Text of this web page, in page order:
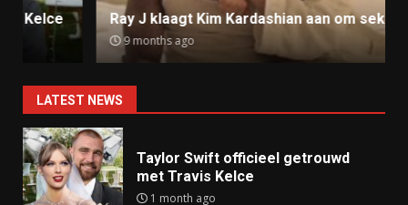
Ray J klaagt Kim Kardashian aan om sekstape
9 months ago
LATEST NEWS
Taylor Swift officieel getrouwd
met Travis Kelce
1 month ago